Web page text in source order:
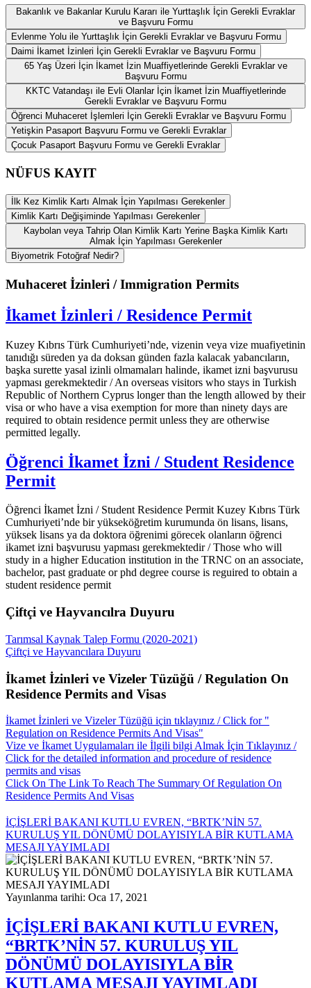
Bakanlık ve Bakanlar Kurulu Kararı ile Yurttaşlık İçin Gerekli Evraklar
ve Başvuru Formu
Evlenme Yolu ile Yurttaşlık İçin Gerekli Evraklar ve Başvuru Formu
Daimi İkamet İzinleri İçin Gerekli Evraklar ve Başvuru Formu
65 Yaş Üzeri İçin İkamet İzin Muaffiyetlerinde Gerekli Evraklar ve
Başvuru Formu
KKTC Vatandaşı ile Evli Olanlar İçin İkamet İzin Muaffiyetlerinde
Gerekli Evraklar ve Başvuru Formu
Öğrenci Muhaceret İşlemleri İçin Gerekli Evraklar ve Başvuru Formu
Yetişkin Pasaport Başvuru Formu ve Gerekli Evraklar
Çocuk Pasaport Başvuru Formu ve Gerekli Evraklar
NÜFUS KAYIT
İlk Kez Kimlik Kartı Almak İçin Yapılması Gerekenler
Kimlik Kartı Değişiminde Yapılması Gerekenler
Kaybolan veya Tahrip Olan Kimlik Kartı Yerine Başka Kimlik Kartı
Almak İçin Yapılması Gerekenler
Biyometrik Fotoğraf Nedir?
Muhaceret İzinleri / Immigration Permits
İkamet İzinleri / Residence Permit
Kuzey Kıbrıs Türk Cumhuriyeti’nde, vizenin veya vize muafiyetinin
tanıdığı süreden ya da doksan günden fazla kalacak yabancıların,
başka surette yasal izinli olmamaları halinde, ikamet izni başvurusu
yapması gerekmektedir / An overseas visitors who stays in Turkish
Republic of Northern Cyprus longer than the length allowed by their
visa or who have a visa exemption for more than ninety days are
required to obtain residence permit unless they are otherwise
permitted legally.
Öğrenci İkamet İzni / Student Residence
Permit
Öğrenci İkamet İzni / Student Residence Permit Kuzey Kıbrıs Türk
Cumhuriyeti’nde bir yükseköğretim kurumunda ön lisans, lisans,
yüksek lisans ya da doktora öğrenimi görecek olanların öğrenci
ikamet izni başvurusu yapması gerekmektedir / Those who will
study in a higher Education institution in the TRNC on an associate,
bachelor, past graduate or phd degree course is reguired to obtain a
student residence permit
Çiftçi ve Hayvancılra Duyuru
Tarımsal Kaynak Talep Formu (2020-2021)
Çiftçi ve Hayvancılara Duyuru
İkamet İzinleri ve Vizeler Tüzüğü / Regulation On
Residence Permits and Visas
İkamet İzinleri ve Vizeler Tüzüğü için tıklayınız / Click for "
Regulation on Residence Permits And Visas"
Vize ve İkamet Uygulamaları ile İlgili bilgi Almak İçin Tıklayınız /
Click for the detailed information and procedure of residence
permits and visas
Click On The Link To Reach The Summary Of Regulation On
Residence Permits And Visas
İÇİŞLERİ BAKANI KUTLU EVREN, “BRTK’NİN 57.
KURULUŞ YIL DÖNÜMÜ DOLAYISIYLA BİR KUTLAMA
MESAJI YAYIMLADI
Yayınlanma tarihi: Oca 17, 2021
İÇİŞLERİ BAKANI KUTLU EVREN,
“BRTK’NİN 57. KURULUŞ YIL
DÖNÜMÜ DOLAYISIYLA BİR
KUTLAMA MESAJI YAYIMLADI